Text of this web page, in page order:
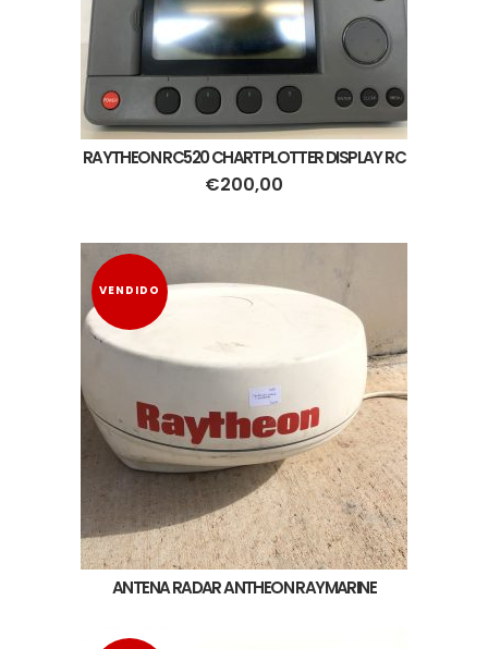
RAYTHEON RC520 CHARTPLOTTER DISPLAY RC
€200,00
VENDIDO
ANTENA RADAR ANTHEON RAYMARINE